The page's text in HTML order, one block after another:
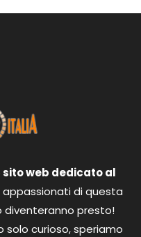
sito web dedicato al
appassionati di questa
diventeranno presto!
solo curioso, speriamo